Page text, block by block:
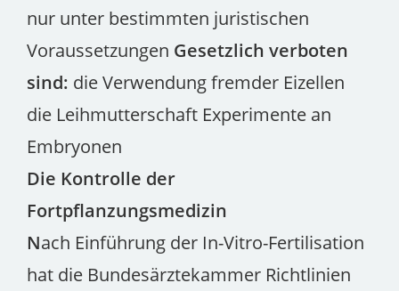
nur unter bestimmten juristischen
Voraussetzungen Gesetzlich verboten
sind: die Verwendung fremder Eizellen
die Leihmutterschaft Experimente an
Embryonen
Die Kontrolle der
Fortpflanzungsmedizin
Nach Einführung der In-Vitro-Fertilisation
hat die Bundesärztekammer Richtlinien